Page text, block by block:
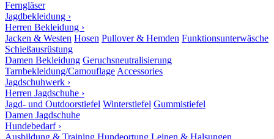
Ferngläser
Jagdbekleidung ›
Herren Bekleidung ›
Jacken & Westen Hosen Pullover & Hemden Funktionsunterwäsche
Schießausrüstung
Damen Bekleidung Geruchsneutralisierung
Tarnbekleidung/Camouflage Accessories
Jagdschuhwerk ›
Herren Jagdschuhe ›
Jagd- und Outdoorstiefel Winterstiefel Gummistiefel
Damen Jagdschuhe
Hundebedarf ›
Ausbildung & Training Hundeortung Leinen & Halsungen